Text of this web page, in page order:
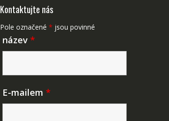
Kontaktujte nás
Pole označené * jsou povinné
název *
E-mailem *